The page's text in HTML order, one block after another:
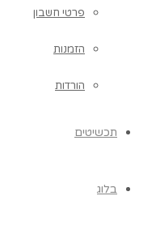
פרטי חשבון
הזמנות
הורדות
תכשיטים
בלוג